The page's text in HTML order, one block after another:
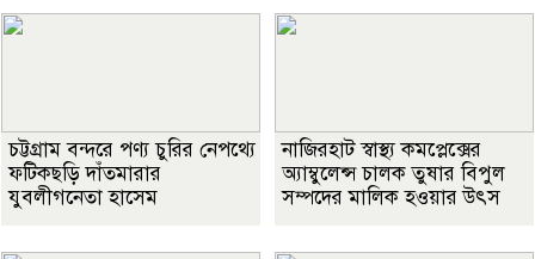
চট্টগ্রাম বন্দরে পণ্য চুরির নেপথ্যে
ফটিকছড়ি দাঁতমারার
যুবলীগনেতা হাসেম
নাজিরহাট স্বাস্থ্য কমপ্লেক্সের
অ্যাম্বুলেন্স চালক তুষার বিপুল
সম্পদের মালিক হওয়ার উৎস